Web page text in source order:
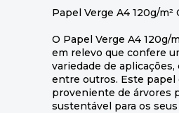
Papel Verge A4 120g/m²
O Papel Verge A4 120g/
em relevo que confere
variedade de
entre outros. Este papel
proveniente de árvores
sustentável para os